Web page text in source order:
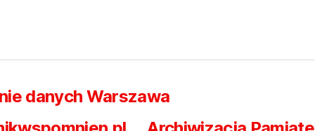
danych Warszawa